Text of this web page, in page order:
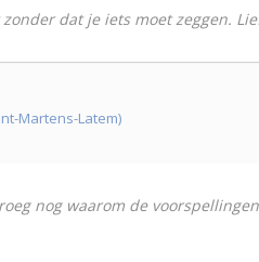
dat je iets moet zeggen.
Martens-Latem)
nog waarom de